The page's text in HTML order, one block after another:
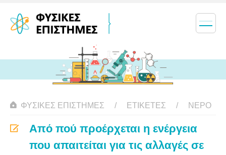
ΦΥΣΙΚΈΣ ΕΠΙΣΤΉΜΕΣ ΕΤΙΚΈΤΕΣ ΝΕΡΌ
Από πού προέρχεται η ενέργεια
που απαιτείται για τις αλλαγές σε